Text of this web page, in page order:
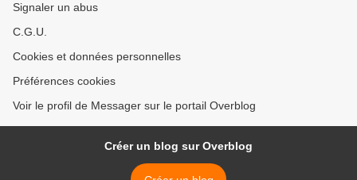
Signaler un abus
C.G.U.
Cookies et données personnelles
Préférences cookies
Voir le profil de Messager sur le portail Overblog
Créer un blog sur Overblog